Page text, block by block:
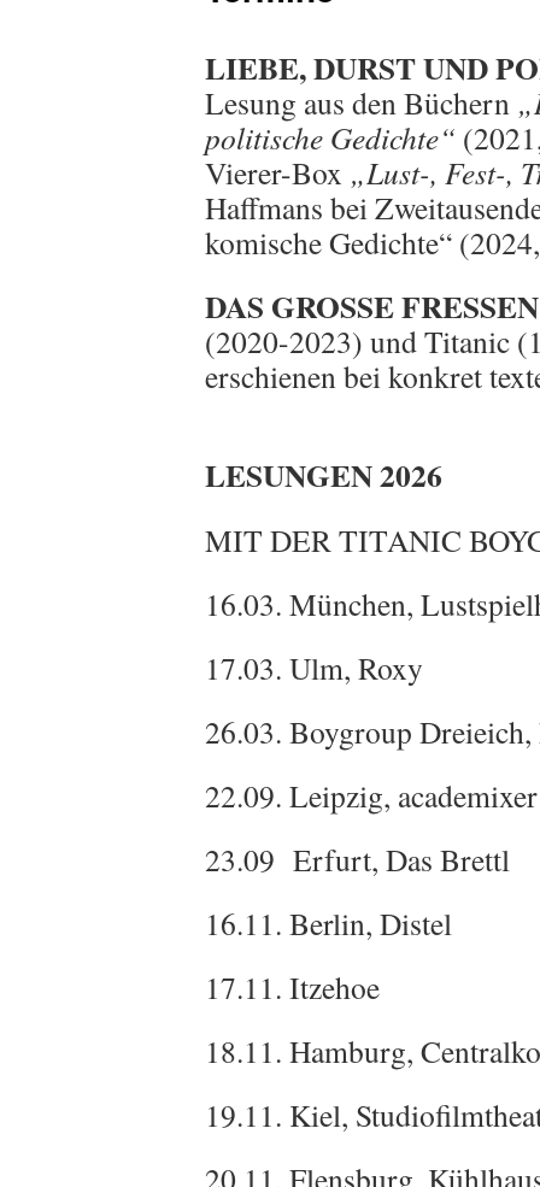
LIEBE, DURST UND
Lesung aus den Büchern
politische Gedichte“
Vierer-Box „Lust-, Fest-,
Haffmans bei
komische Gedichte“
DAS GROSSE
(2020-2023) und Titanic
erschienen bei konkret
LESUNGEN 2026
MIT DER TITANIC
16.03. München,
17.03. Ulm, Roxy
26.03. Boygroup
22.09. Leipzig, academixer
23.09 Erfurt, Das Brettl
16.11. Berlin, Distel
17.11. Itzehoe
18.11. Hamburg,
19.11. Kiel,
20.11. Flensburg,